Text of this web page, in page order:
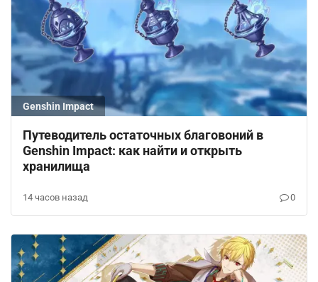
Genshin Impact
Путеводитель остаточных благовоний в
Genshin Impact: как найти и открыть
хранилища
14 часов назад 0